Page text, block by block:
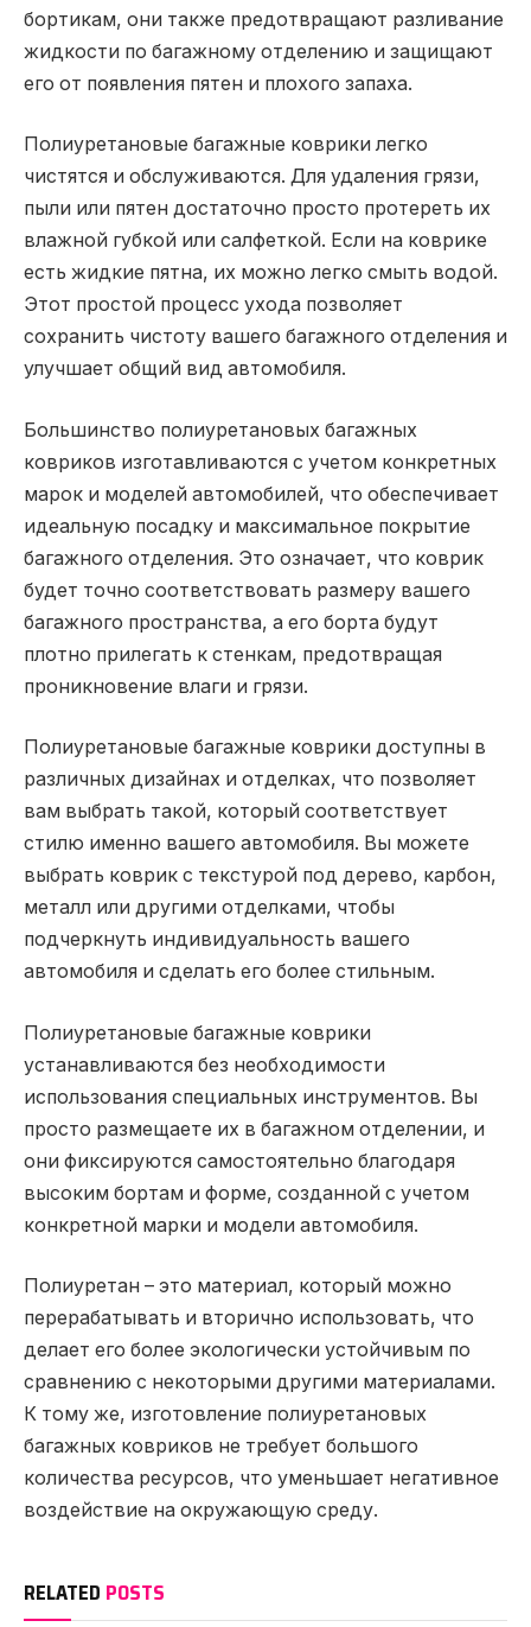
бортикам, они также предотвращают разливание
жидкости по багажному отделению и защищают
его от появления пятен и плохого запаха.
Полиуретановые багажные коврики легко
чистятся и обслуживаются. Для удаления грязи,
пыли или пятен достаточно просто протереть их
влажной губкой или салфеткой. Если на коврике
есть жидкие пятна, их можно легко смыть водой.
Этот простой процесс ухода позволяет
сохранить чистоту вашего багажного отделения и
улучшает общий вид автомобиля.
Большинство полиуретановых багажных
ковриков изготавливаются с учетом конкретных
марок и моделей автомобилей, что обеспечивает
идеальную посадку и максимальное покрытие
багажного отделения. Это означает, что коврик
будет точно соответствовать размеру вашего
багажного пространства, а его борта будут
плотно прилегать к стенкам, предотвращая
проникновение влаги и грязи.
Полиуретановые багажные коврики доступны в
различных дизайнах и отделках, что позволяет
вам выбрать такой, который соответствует
стилю именно вашего автомобиля. Вы можете
выбрать коврик с текстурой под дерево, карбон,
металл или другими отделками, чтобы
подчеркнуть индивидуальность вашего
автомобиля и сделать его более стильным.
Полиуретановые багажные коврики
устанавливаются без необходимости
использования специальных инструментов. Вы
просто размещаете их в багажном отделении, и
они фиксируются самостоятельно благодаря
высоким бортам и форме, созданной с учетом
конкретной марки и модели автомобиля.
Полиуретан – это материал, который можно
перерабатывать и вторично использовать, что
делает его более экологически устойчивым по
сравнению с некоторыми другими материалами.
К тому же, изготовление полиуретановых
багажных ковриков не требует большого
количества ресурсов, что уменьшает негативное
воздействие на окружающую среду.
RELATED POSTS